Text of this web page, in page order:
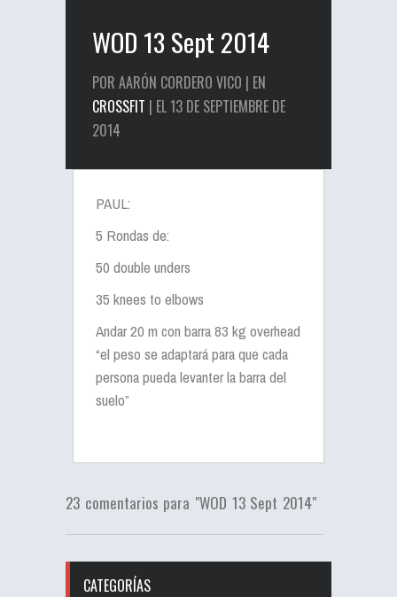
WOD 13 Sept 2014
POR AARÓN CORDERO VICO | EN
CROSSFIT | EL 13 DE SEPTIEMBRE DE
2014
PAUL:
5 Rondas de:
50 double unders
35 knees to elbows
Andar 20 m con barra 83 kg overhead
“el peso se adaptará para que cada
persona pueda levanter la barra del
suelo”
23 comentarios para "WOD 13 Sept 2014"
CATEGORÍAS